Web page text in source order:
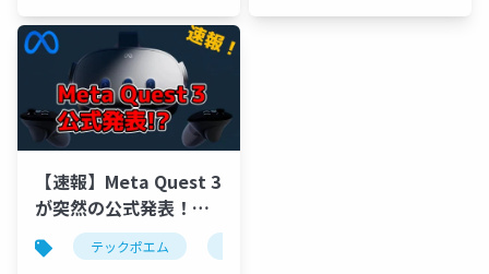
【速報】Meta Quest 3
が突然の公式発表！？
Quest2やProからの進
化は？
テックポエム